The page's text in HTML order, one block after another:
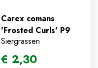
Carex comans
'Frosted Curls' P9
Siergrassen
€ 2,30